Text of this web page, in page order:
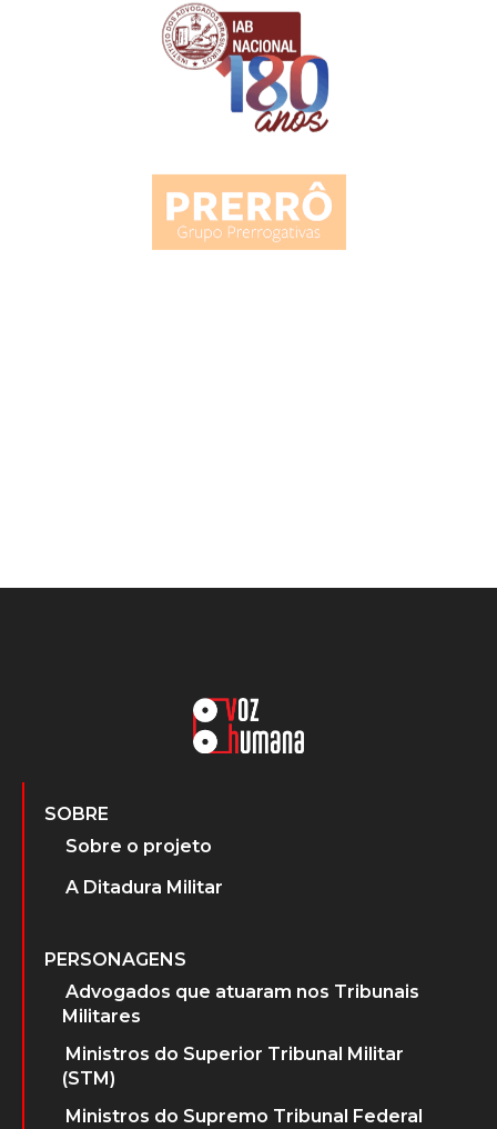
SOBRE
Sobre o projeto
A Ditadura Militar
PERSONAGENS
Advogados que atuaram nos Tribunais
Militares
Ministros do Superior Tribunal Militar
(STM)
Ministros do Supremo Tribunal Federal